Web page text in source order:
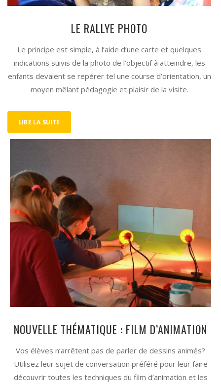
LE RALLYE PHOTO
Le principe est simple, à l’aide d’une carte et quelques
indications suivis de la photo de l’objectif à atteindre, les
enfants devaient se repérer tel une course d’orientation, un
moyen mêlant pédagogie et plaisir de la visite.
LIRE LA SUITE
NOUVELLE THÉMATIQUE : FILM D’ANIMATION
Vos élèves n’arrêtent pas de parler de dessins animés?
Utilisez leur sujet de conversation préféré pour leur faire
découvrir toutes les techniques du film d’animation et les